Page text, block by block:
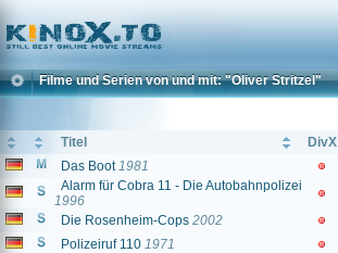
Home
Filme und Serien von und mit: "Oliver Stritzel"
Titel DivX
Das Boot 1981
Alarm für Cobra 11 - Die Autobahnpolizei
1996
Die Rosenheim-Cops 2002
Polizeiruf 110 1971